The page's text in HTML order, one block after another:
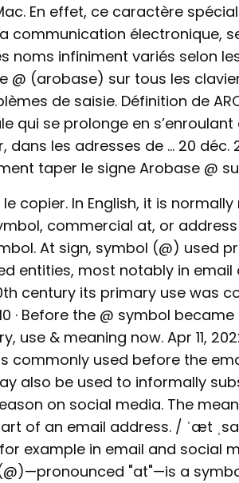
En effet, ce caractère spécial
communication électronique,
noms infiniment variés selon les
(arobase) sur tous les claviers
de saisie. Définition de
qui se prolonge en
les adresses de … 20 déc.
taper le signe Arobase @
copier. In English, it is
commercial at, or
At sign, symbol (@) used
entities, most notably in
century its primary use was
· Before the @ symbol
use & meaning now. Apr 11,
commonly used before the
also be used to informally
on social media. The
of an email address. / ˈæt
example in email and social
"at"—is a